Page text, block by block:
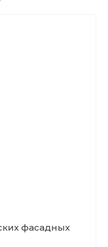
фасадных